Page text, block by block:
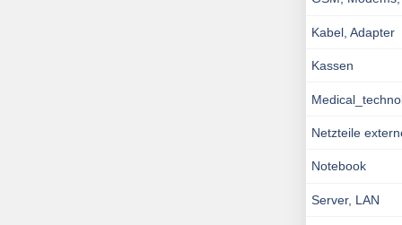
Kabel, Adapter
Kassen
Netzteile
Notebook
Server, LAN